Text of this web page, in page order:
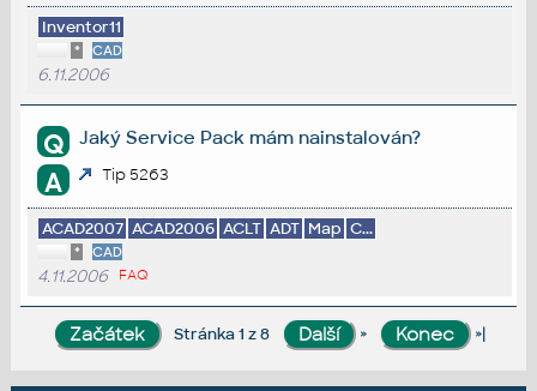
Inventor11
* CAD
6.11.2006
Q Jaký Service Pack mám nainstalován?
A Tip 5263
ACAD2007 ACAD2006 ACLT ADT Map C...
* CAD
4.11.2006 FAQ
Stránka 1 z 8 » »|